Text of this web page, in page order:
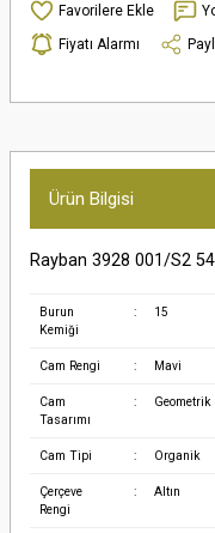
Fiyatı Alarmı
Ürün Bilgisi
Rayban 3928 001/S2
Burun
Kemiği
: 15
Cam Rengi : Mavi
Cam
Tasarımı
: Geometrik
Cam Tipi : Organik
Çerçeve
Rengi
: Altın